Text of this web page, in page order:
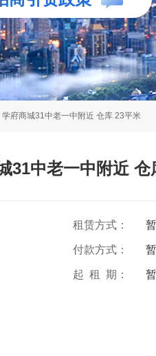
学府商城31中老一中附近 仓库 23平米
31中老一中附近
租赁方式：
付款方式：
起 租 期：